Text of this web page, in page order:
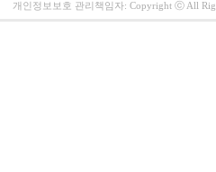
개인정보보호 관리책임자: Copyright ⓒ All